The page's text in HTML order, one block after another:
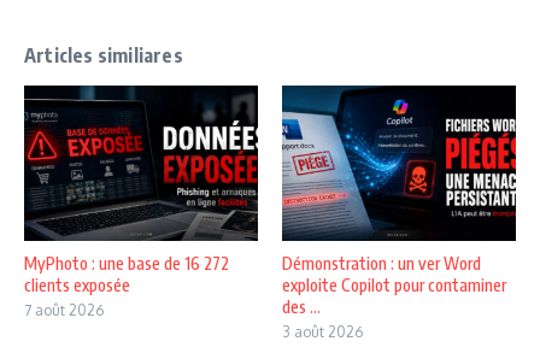
Articles similiares
MyPhoto : une base de 16 272
clients exposée
7 août 2026
Démonstration : un ver Word
exploite Copilot pour contaminer
des ...
3 août 2026